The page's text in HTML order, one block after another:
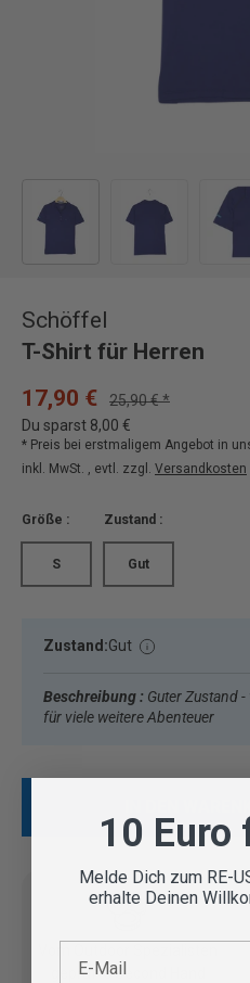
Schöffel
T-Shirt für Herren
17,90 €
25,90 € *
Du sparst 8,00 €
* Preis bei erstmaligem Angebot in
inkl. MwSt. , evtl. zzgl. Versandkosten
Größe :
S
Zustand :
Gut
Zustand:Gut
Beschreibung : Guter Zustand
für viele weitere Abenteuer
geprüfte Second Hand
10 Euro
Melde Dich zum RE-
erhalte Deinen